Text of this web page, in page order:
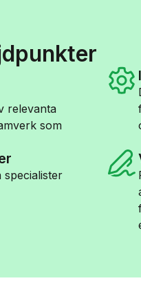
relevanta
som
specialister